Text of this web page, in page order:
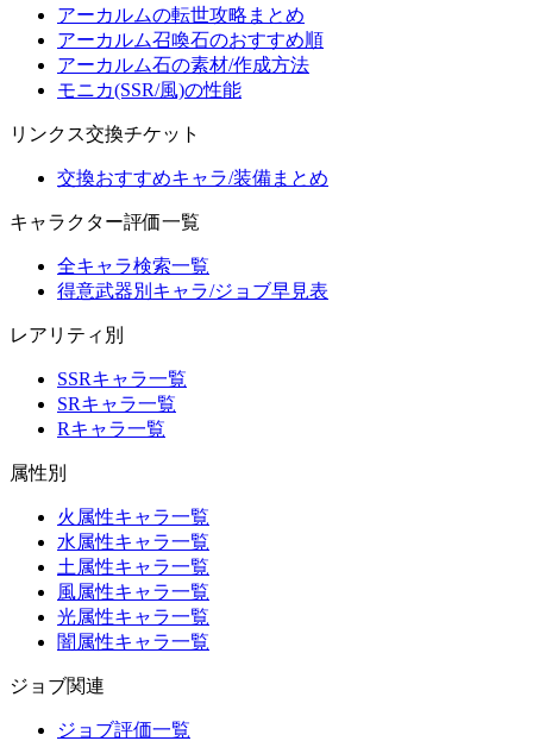
アーカルムの転世攻略まとめ
アーカルム召喚石のおすすめ順
アーカルム石の素材/作成方法
モニカ(SSR/風)の性能
リンクス交換チケット
交換おすすめキャラ/装備まとめ
キャラクター評価一覧
全キャラ検索一覧
得意武器別キャラ/ジョブ早見表
レアリティ別
SSRキャラ一覧
SRキャラ一覧
Rキャラ一覧
属性別
火属性キャラ一覧
水属性キャラ一覧
土属性キャラ一覧
風属性キャラ一覧
光属性キャラ一覧
闇属性キャラ一覧
ジョブ関連
ジョブ評価一覧